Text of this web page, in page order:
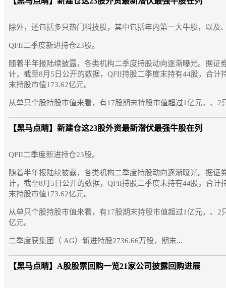
除外，还包括多只热门科技股，其中包括年内第一大牛股，以及
QFII二季度新进持仓23股。
随着半年报陆续披露，各类机构二季度持股动向逐渐曝光。据证
计，截至8月5日公开的数据，QFII持股二季度末持有44股，合计
末持股市值173.62亿元。
从单只个股持股市值来看，有17股期末持股市值超过1亿元，、2
【黑马点睛】 新建仓这23股外资最新潜伏最强牛股在列
QFII二季度新进持仓23股。
随着半年报陆续披露，各类机构二季度持股动向逐渐曝光。据证
计，截至8月5日公开的数据，QFII持股二季度末持有44股，合计
末持股市值173.62亿元。
从单只个股持股市值来看，有17股期末持股市值超过1亿元，、2
亿元。
二季度获集团（ AG）新进持股2736.66万股，期末...
【黑马点睛】 A股股票回购一览21家公司披露回购进展